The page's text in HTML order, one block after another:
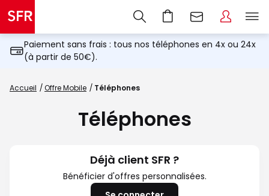
Paiement sans frais : tous nos téléphones en 4x ou 24x
(à partir de 50€).
Accueil Offre Mobile Téléphones
Téléphones
Déjà client SFR ?
Bénéficier d'offres personnalisées.